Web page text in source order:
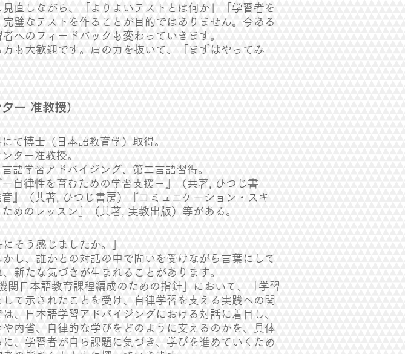
直しながら、「よりよいテストとは何か」「学習者を
璧なテストを作ることが目的ではありません。今ある
へのフィードバックも変わっていきます。
も大歓迎です。肩の力を抜いて、「まずはやってみ
ー 准教授）
て博士（日本語教育学）取得。
ター准教授。
語学習アドバイジング、第二言語習得。
自律性を育むための学習支援－』（共著, ひつじ書
』（共著, ひつじ書房）『コミュニケーション・スキ
めのレッスン』（共著, 実教出版）等がある。
そう感じましたか。」
し、誰かとの対話の中で問いを受けながら言葉にして
新たな気づきが生まれることがあります。
日本語教育課程編成のための指針」において、「学習
て示されたことを受け、自律学習を支える実践への関
、日本語学習アドバイジングにおける対話に着目し、
内省、自律的な学びをどのように支えるのかを、具体
、学習者が自ら課題に気づき、学びを進めていくため